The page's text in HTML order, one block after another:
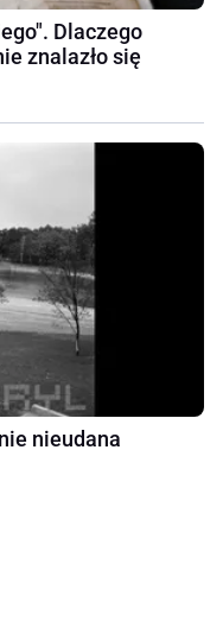
Dlaczego
znalazło się
nieudana